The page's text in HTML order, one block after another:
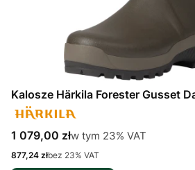
Kalosze Härkila Forester Gusset
Cena brutto
1 079,00 złw tym %s VAT
w tym 23% VAT
Cena netto
877,24 złbez 23% VAT